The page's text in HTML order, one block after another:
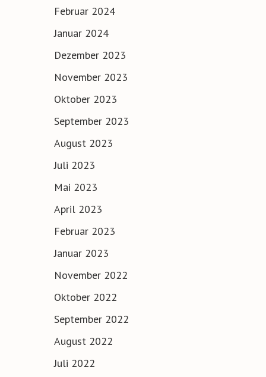
Februar 2024
Januar 2024
Dezember 2023
November 2023
Oktober 2023
September 2023
August 2023
Juli 2023
Mai 2023
April 2023
Februar 2023
Januar 2023
November 2022
Oktober 2022
September 2022
August 2022
Juli 2022